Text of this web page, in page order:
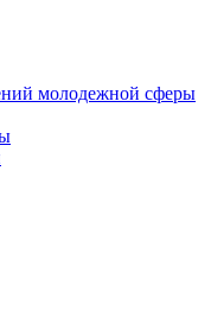
молодежной сферы